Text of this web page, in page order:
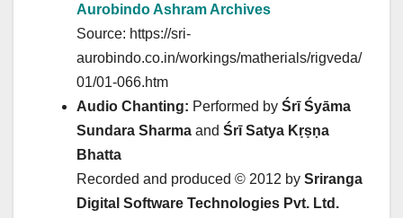
Aurobindo Ashram Archives
Source: https://sri-
aurobindo.co.in/workings/matherials/rigveda/
01/01-066.htm
Audio Chanting: Performed by Śrī Śyāma
Sundara Sharma and Śrī Satya Kṛṣṇa
Bhatta
Recorded and produced © 2012 by Sriranga
Digital Software Technologies Pvt. Ltd.